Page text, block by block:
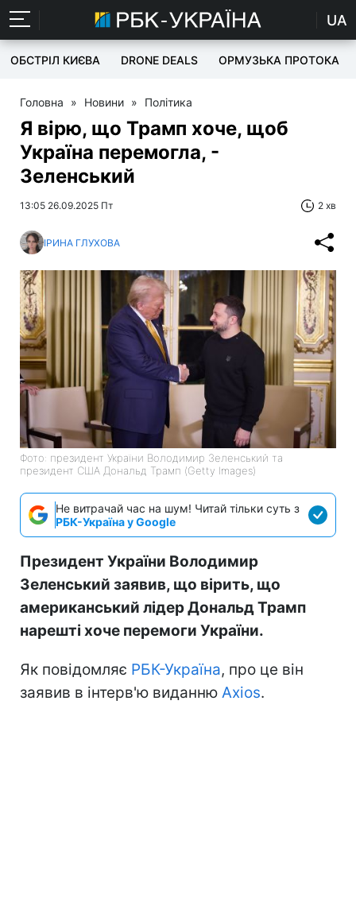
UA
ОБСТРІЛ КИЄВА DRONE DEALS ОРМУЗЬКА ПРОТОКА
Головна » Новини » Політика
Я вірю, що Трамп хоче, щоб
Україна перемогла, -
Зеленський
13:05 26.09.2025 Пт 2 хв
ІРИНА ГЛУХОВА
Фото: президент України Володимир Зеленський та
президент США Дональд Трамп (Getty Images)
Не витрачай час на шум! Читай тільки суть з
РБК-Україна у Google
Президент України Володимир
Зеленський заявив, що вірить, що
американський лідер Дональд Трамп
нарешті хоче перемоги України.
Як повідомляє РБК-Україна, про це він
заявив в інтерв'ю виданню Axios.